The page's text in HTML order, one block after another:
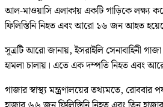
আল-মাওয়াসি এলাকায় একটি গাড়িকে লক্ষ্য
ফিলিস্তিনি নিহত এবং আরো ১৬ জন আহত
সূত্রটি আরো জানায়, ইসরাইলি সেনাবাহিনী
হামলা চালায়। এতে এক দম্পতি নিহত এবং
গাজার স্বাস্থ্য মন্ত্রণালয়ের তথ্যমতে, রোববার